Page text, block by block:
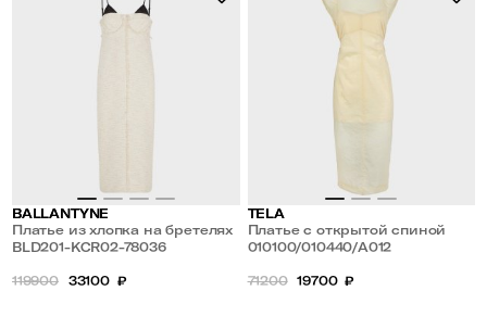
BALLANTYNE
Платье из хлопка на бретелях
BLD201-KCR02-78036
119900 33100 ₽
TELA
Платье с открытой спиной
010100/010440/A012
71200 19700 ₽